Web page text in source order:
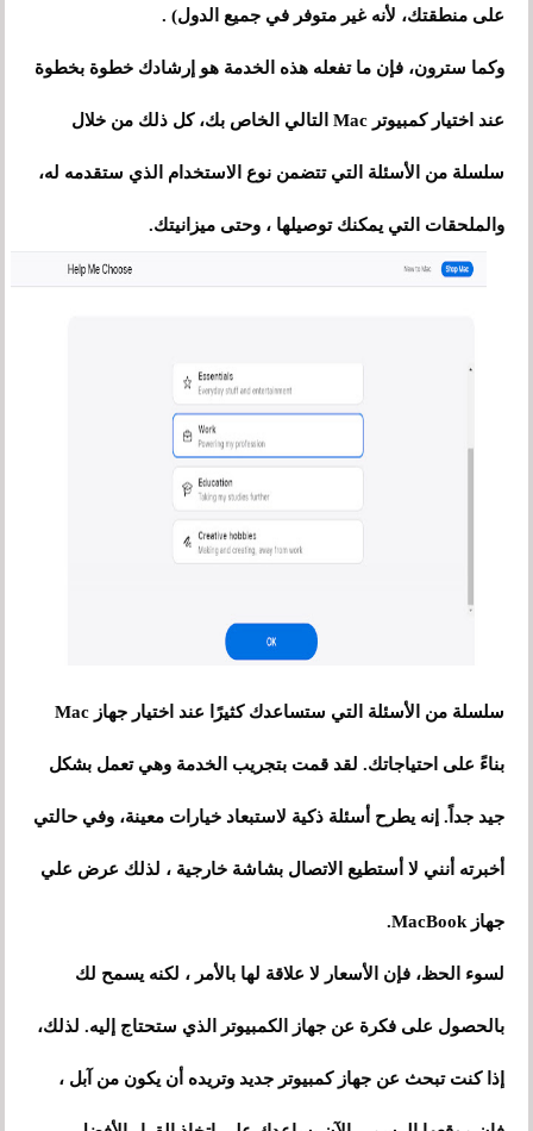
على منطقتك، لأنه غير متوفر في جميع الدول) .
وكما سترون، فإن ما تفعله هذه الخدمة هو إرشادك خطوة بخطوة
عند اختيار كمبيوتر Mac التالي الخاص بك، كل ذلك من خلال
سلسلة من الأسئلة التي تتضمن نوع الاستخدام الذي ستقدمه له،
والملحقات التي يمكنك توصيلها ، وحتى ميزانيتك.
سلسلة من الأسئلة التي ستساعدك كثيرًا عند اختيار جهاز Mac
بناءً على احتياجاتك. لقد قمت بتجريب الخدمة وهي تعمل بشكل
جيد جداً. إنه يطرح أسئلة ذكية لاستبعاد خيارات معينة، وفي حالتي
أخبرته أنني لا أستطيع الاتصال بشاشة خارجية ، لذلك عرض علي
جهاز MacBook.
لسوء الحظ، فإن الأسعار لا علاقة لها بالأمر ، لكنه يسمح لك
بالحصول على فكرة عن جهاز الكمبيوتر الذي ستحتاج إليه. لذلك،
إذا كنت تبحث عن جهاز كمبيوتر جديد وتريده أن يكون من آبل ،